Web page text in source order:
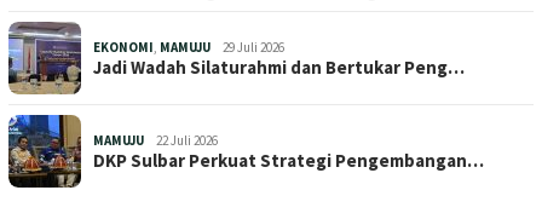
EKONOMI MAMUJU 29 Juli 2026
Jadi Wadah Silaturahmi dan Bertukar Peng…
MAMUJU 22 Juli 2026
DKP Sulbar Perkuat Strategi Pengembangan…